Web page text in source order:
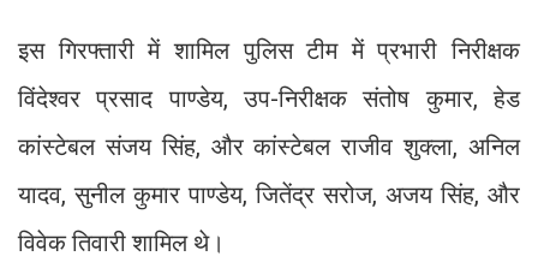
इस गिरफ्तारी में शामिल पुलिस टीम में प्रभारी निरीक्षक
विंदेश्वर प्रसाद पाण्डेय, उप-निरीक्षक संतोष कुमार, हेड
कांस्टेबल संजय सिंह, और कांस्टेबल राजीव शुक्ला, अनिल
यादव, सुनील कुमार पाण्डेय, जितेंद्र सरोज, अजय सिंह, और
विवेक तिवारी शामिल थे।